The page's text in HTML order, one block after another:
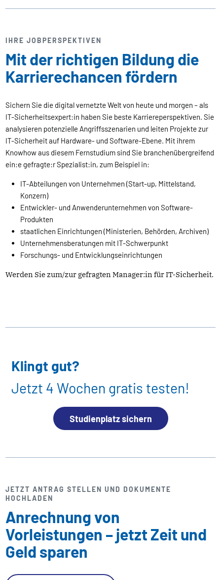
IHRE JOBPERSPEKTIVEN
Mit der richtigen Bildung die
Karrierechancen fördern
Sichern Sie die digital vernetzte Welt von heute und morgen – als
IT-Sicherheitsexpert:in haben Sie beste Karriereperspektiven. Sie
analysieren potenzielle Angriffsszenarien und leiten Projekte zur
IT-Sicherheit auf Hardware- und Software-Ebene. Mit ihrem
Knowhow aus diesem Fernstudium sind Sie branchenübergreifend
ein:e gefragte:r Spezialist:in, zum Beispiel in:
IT-Abteilungen von Unternehmen (Start-up, Mittelstand,
Konzern)
Entwickler- und Anwenderunternehmen von Software-
Produkten
staatlichen Einrichtungen (Ministerien, Behörden, Archiven)
Unternehmensberatungen mit IT-Schwerpunkt
Forschungs- und Entwicklungseinrichtungen
Werden Sie zum/zur gefragten Manager:in für IT-Sicherheit.
Klingt gut?
Jetzt 4 Wochen gratis testen!
Studienplatz sichern
JETZT ANTRAG STELLEN UND DOKUMENTE
HOCHLADEN
Anrechnung von
Vorleistungen – jetzt Zeit und
Geld sparen